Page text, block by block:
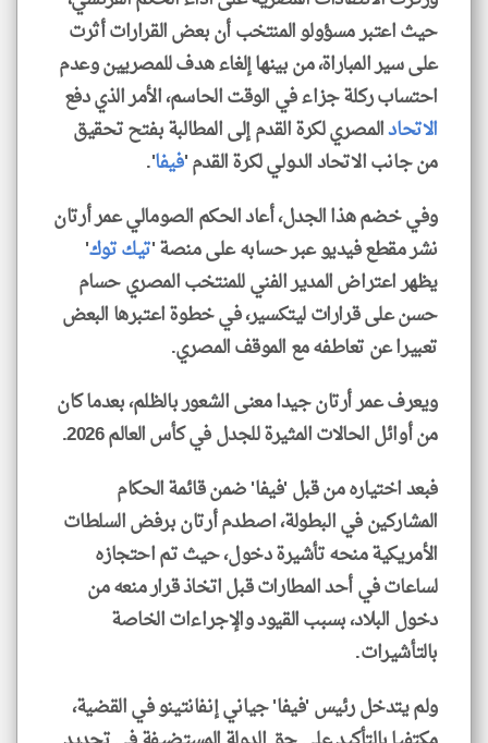
حيث اعتبر مسؤولو المنتخب أن بعض القرارات أثرت
على سير المباراة، من بينها إلغاء هدف للمصريين وعدم
احتساب ركلة جزاء في الوقت الحاسم، الأمر الذي دفع
الاتحادالمصري لكرة القدم إلى المطالبة بفتح تحقيق
من جانب الاتحاد الدولي لكرة القدم 'فيفا'.
وفي خضم هذا الجدل، أعاد الحكم الصومالي عمر أرتان
نشر مقطع فيديو عبر حسابه على منصة 'تيك توك'
يظهر اعتراض المدير الفني للمنتخب المصري حسام
حسن على قرارات ليتكسير، في خطوة اعتبرها البعض
تعبيرا عن تعاطفه مع الموقف المصري.
ويعرف عمر أرتان جيدا معنى الشعور بالظلم، بعدما كان
من أوائل الحالات المثيرة للجدل في كأس العالم 2026.
فبعد اختياره من قبل 'فيفا' ضمن قائمة الحكام
المشاركين في البطولة، اصطدم أرتان برفض السلطات
الأمريكية منحه تأشيرة دخول، حيث تم احتجازه
لساعات في أحد المطارات قبل اتخاذ قرار منعه من
دخول البلاد، بسبب القيود والإجراءات الخاصة
بالتأشيرات.
ولم يتدخل رئيس 'فيفا' جياني إنفانتينو في القضية،